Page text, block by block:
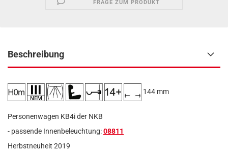
FRAGE ZUM PRODUKT
Beschreibung
144 mm
Personenwagen KB4i der NKB
- passende Innenbeleuchtung:08811
Herbstneuheit 2019